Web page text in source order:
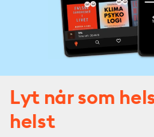
Lyt når som
helst